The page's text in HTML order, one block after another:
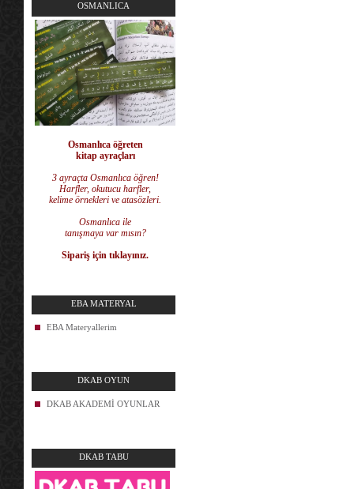
OSMANLICA
Osmanlıca öğreten
kitap ayraçları
3 ayraçta Osmanlıca öğren!
Harfler, okutucu harfler,
kelime örnekleri ve atasözleri.
Osmanlıca ile
tanışmaya var mısın?
Sipariş için tıklayınız.
EBA MATERYAL
EBA Materyallerim
DKAB OYUN
DKAB AKADEMİ OYUNLAR
DKAB TABU